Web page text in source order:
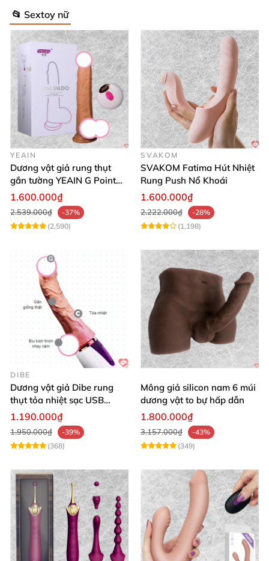
📂 Sextoy nữ
YEAIN
Dương vật giả rung thụt
gắn tường YEAIN G Point
tỏa nhiệt điều khiển từ xa
1.600.000₫
2.539.000₫
-37%
(2,590)
SVAKOM
SVAKOM Fatima Hút Nhiệt
Rung Push Nổ Khoái
1.600.000₫
2.222.000₫
-28%
(1,198)
DIBE
Dương vật giả Dibe rung
thụt tỏa nhiệt sạc USB
silicon mềm mại
1.190.000₫
1.950.000₫
-39%
(368)
Mông giả silicon nam 6 múi
dương vật to bự hấp dẫn
1.800.000₫
3.157.000₫
-43%
(349)